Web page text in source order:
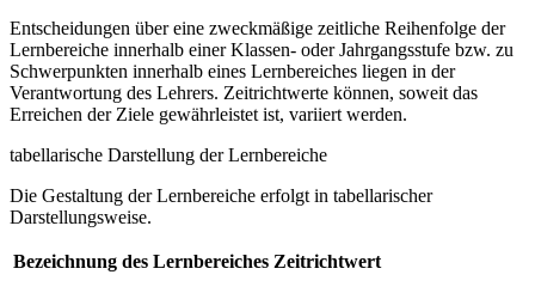
Entscheidungen über eine zweckmäßige zeitliche Reihenfolge der
Lernbereiche innerhalb einer Klassen- oder Jahrgangsstufe bzw. zu
Schwerpunkten innerhalb eines Lernbereiches liegen in der
Verantwortung des Lehrers. Zeitrichtwerte können, soweit das
Erreichen der Ziele gewährleistet ist, variiert werden.
tabellarische Darstellung der Lernbereiche
Die Gestaltung der Lernbereiche erfolgt in tabellarischer
Darstellungsweise.
Bezeichnung des Lernbereiches Zeitrichtwert